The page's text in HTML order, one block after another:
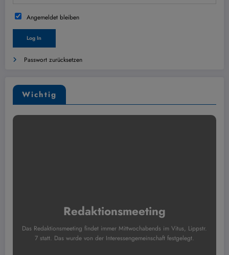
Angemeldet bleiben
Passwort zurücksetzen
Wichtig
Redaktionsmeeting
Das Redaktionsmeeting findet immer Mittwochabends im Vitus, Lippstr.
7 statt. Das wurde von der Interessengemeinschaft festgelegt.